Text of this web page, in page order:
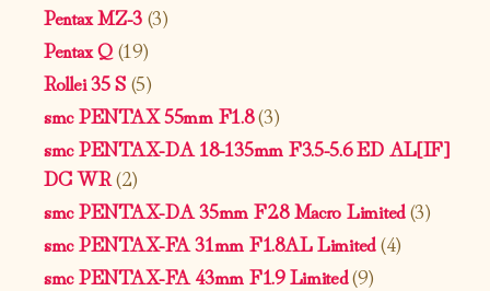
Pentax MZ-3(3)
Pentax Q(19)
Rollei 35 S(5)
smc PENTAX 55mm F1.8(3)
smc PENTAX-DA 18-135mm F3.5-5.6 ED AL[IF]
DC WR(2)
smc PENTAX-DA 35mm F2.8 Macro Limited(3)
smc PENTAX-FA 31mm F1.8AL Limited(4)
smc PENTAX-FA 43mm F1.9 Limited(9)